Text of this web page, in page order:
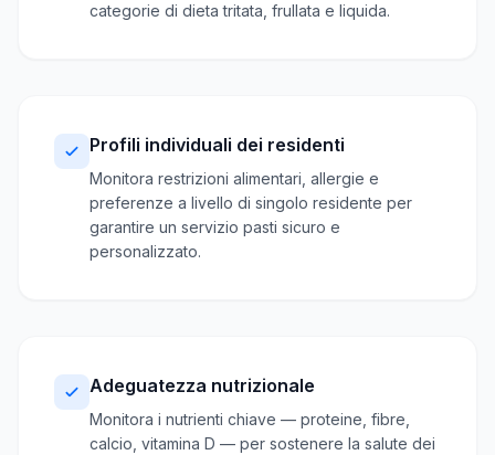
categorie di dieta tritata, frullata e liquida.
Profili individuali dei residenti
Monitora restrizioni alimentari, allergie e
preferenze a livello di singolo residente per
garantire un servizio pasti sicuro e
personalizzato.
Adeguatezza nutrizionale
Monitora i nutrienti chiave — proteine, fibre,
calcio, vitamina D — per sostenere la salute dei